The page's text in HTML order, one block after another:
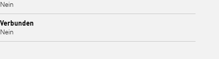
Nein
Verbunden
Nein